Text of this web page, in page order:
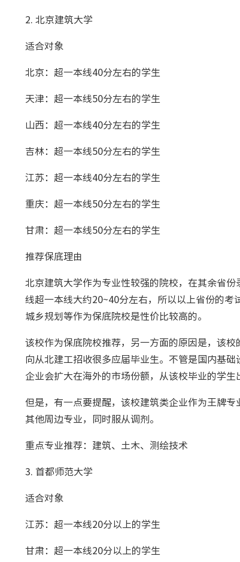
2. 北京建筑大学
适合对象
北京：超一本线40分左右的学生
天津：超一本线50分左右的学生
山西：超一本线40分左右的学生
吉林：超一本线50分左右的学生
江苏：超一本线40分左右的学生
重庆：超一本线50分左右的学生
甘肃：超一本线50分左右的学生
推荐保底理由
北京建筑大学作为专业性较强的院校，在其余省
线超一本线大约20~40分左右，所以以上省份的
城乡规划等作为保底院校是性价比较高的。
该校作为保底院校推荐，另一方面的原因是，该
向从北建工招收很多应届毕业生。不管是国内基
企业会扩大在海外的市场份额，从该校毕业的学生
但是，有一点要提醒，该校建筑类企业作为王牌
其他周边专业，同时服从调剂。
重点专业推荐：建筑、土木、测绘技术
3. 首都师范大学
适合对象
江苏：超一本线20分以上的学生
甘肃：超一本线20分以上的学生